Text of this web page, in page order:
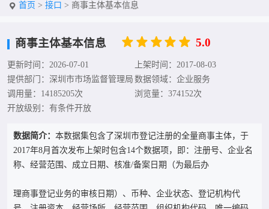
首页 >接口 > 商事主体基本信息
商事主体基本信息 5.0
更新时间：2026-07-01
上架时间：2017-08-03
提供部门：深圳市市场监督管理局 数据领域：企业服务
调用量：14185205次
浏览量：374152次
开放级别：有条件开放
数据简介： 本数据集包含了深圳市登记注册的全量商事主体，于
2017年8月首次发布上架时包含14个数据项，即：注册号、企业名
称、经营范围、成立日期、核准/备案日期（为最后办
理商事登记业务的审核日期）、币种、企业状态、登记机构代